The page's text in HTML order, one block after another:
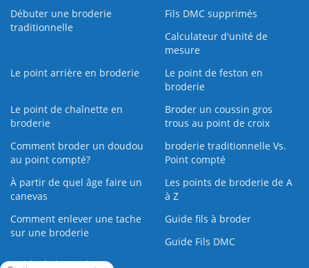
Débuter une broderie
traditionnelle
Fils DMC supprimés
Calculateur d'unité de
mesure
Le point arrière en broderie
Le point de feston en
broderie
Le point de chaînette en
broderie
Broder un coussin gros
trous au point de croix
Comment broder un doudou
au point compté?
broderie traditionnelle Vs.
Point compté
À partir de quel âge faire un
canevas
Les points de broderie de A
à Z
Comment enlever une tache
sur une broderie
Guide fils à broder
Guide Fils DMC
Guide de la Broderie